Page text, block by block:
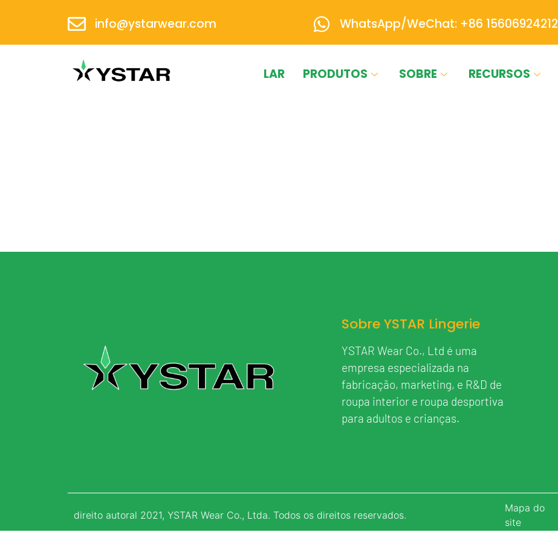
info@ystarwear.com WhatsApp/WeChat: +86 15606924212
LAR PRODUTOS SOBRE RECURSOS
Sobre YSTAR Lingerie
YSTAR Wear Co., Ltd é uma
empresa especializada na
fabricação, marketing, e R&D de
roupa interior e roupa desportiva
para adultos e crianças.
direito autoral 2021, YSTAR Wear Co., Ltda. Todos os direitos reservados.
Mapa do
site